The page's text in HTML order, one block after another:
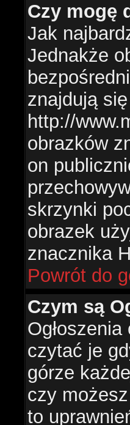
Czy mogę
Jak
Jednakże
znajdują
http://
obrazków
on
skrzynki
obrazek
znacznika
Powrót do
Czym są
czytać je
górze
czy
to